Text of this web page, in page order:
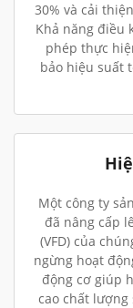
30% và cải
Khả năng điều
phép thực
bảo hiệu suất
Một công ty
đã nâng cấp
(VFD) của
ngừng hoạt
động cơ giúp
cao chất